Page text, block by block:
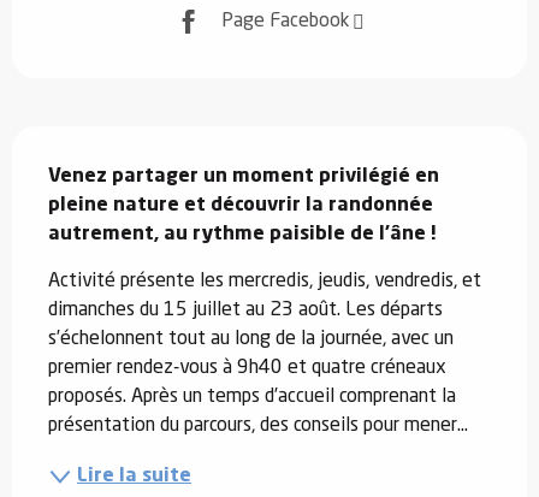
Page Facebook
Venez partager un moment privilégié en
pleine nature et découvrir la randonnée
autrement, au rythme paisible de l’âne !
Activité présente les mercredis, jeudis, vendredis, et
dimanches du 15 juillet au 23 août. Les départs
s’échelonnent tout au long de la journée, avec un
premier rendez-vous à 9h40 et quatre créneaux
proposés. Après un temps d’accueil comprenant la
présentation du parcours, des conseils pour mener...
Lire la suite